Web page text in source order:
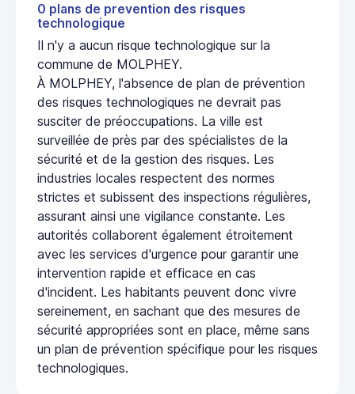
0 plans de prevention des risques
technologique
Il n'y a aucun risque technologique sur la
commune de MOLPHEY.
À MOLPHEY, l'absence de plan de prévention
des risques technologiques ne devrait pas
susciter de préoccupations. La ville est
surveillée de près par des spécialistes de la
sécurité et de la gestion des risques. Les
industries locales respectent des normes
strictes et subissent des inspections régulières,
assurant ainsi une vigilance constante. Les
autorités collaborent également étroitement
avec les services d'urgence pour garantir une
intervention rapide et efficace en cas
d'incident. Les habitants peuvent donc vivre
sereinement, en sachant que des mesures de
sécurité appropriées sont en place, même sans
un plan de prévention spécifique pour les risques
technologiques.